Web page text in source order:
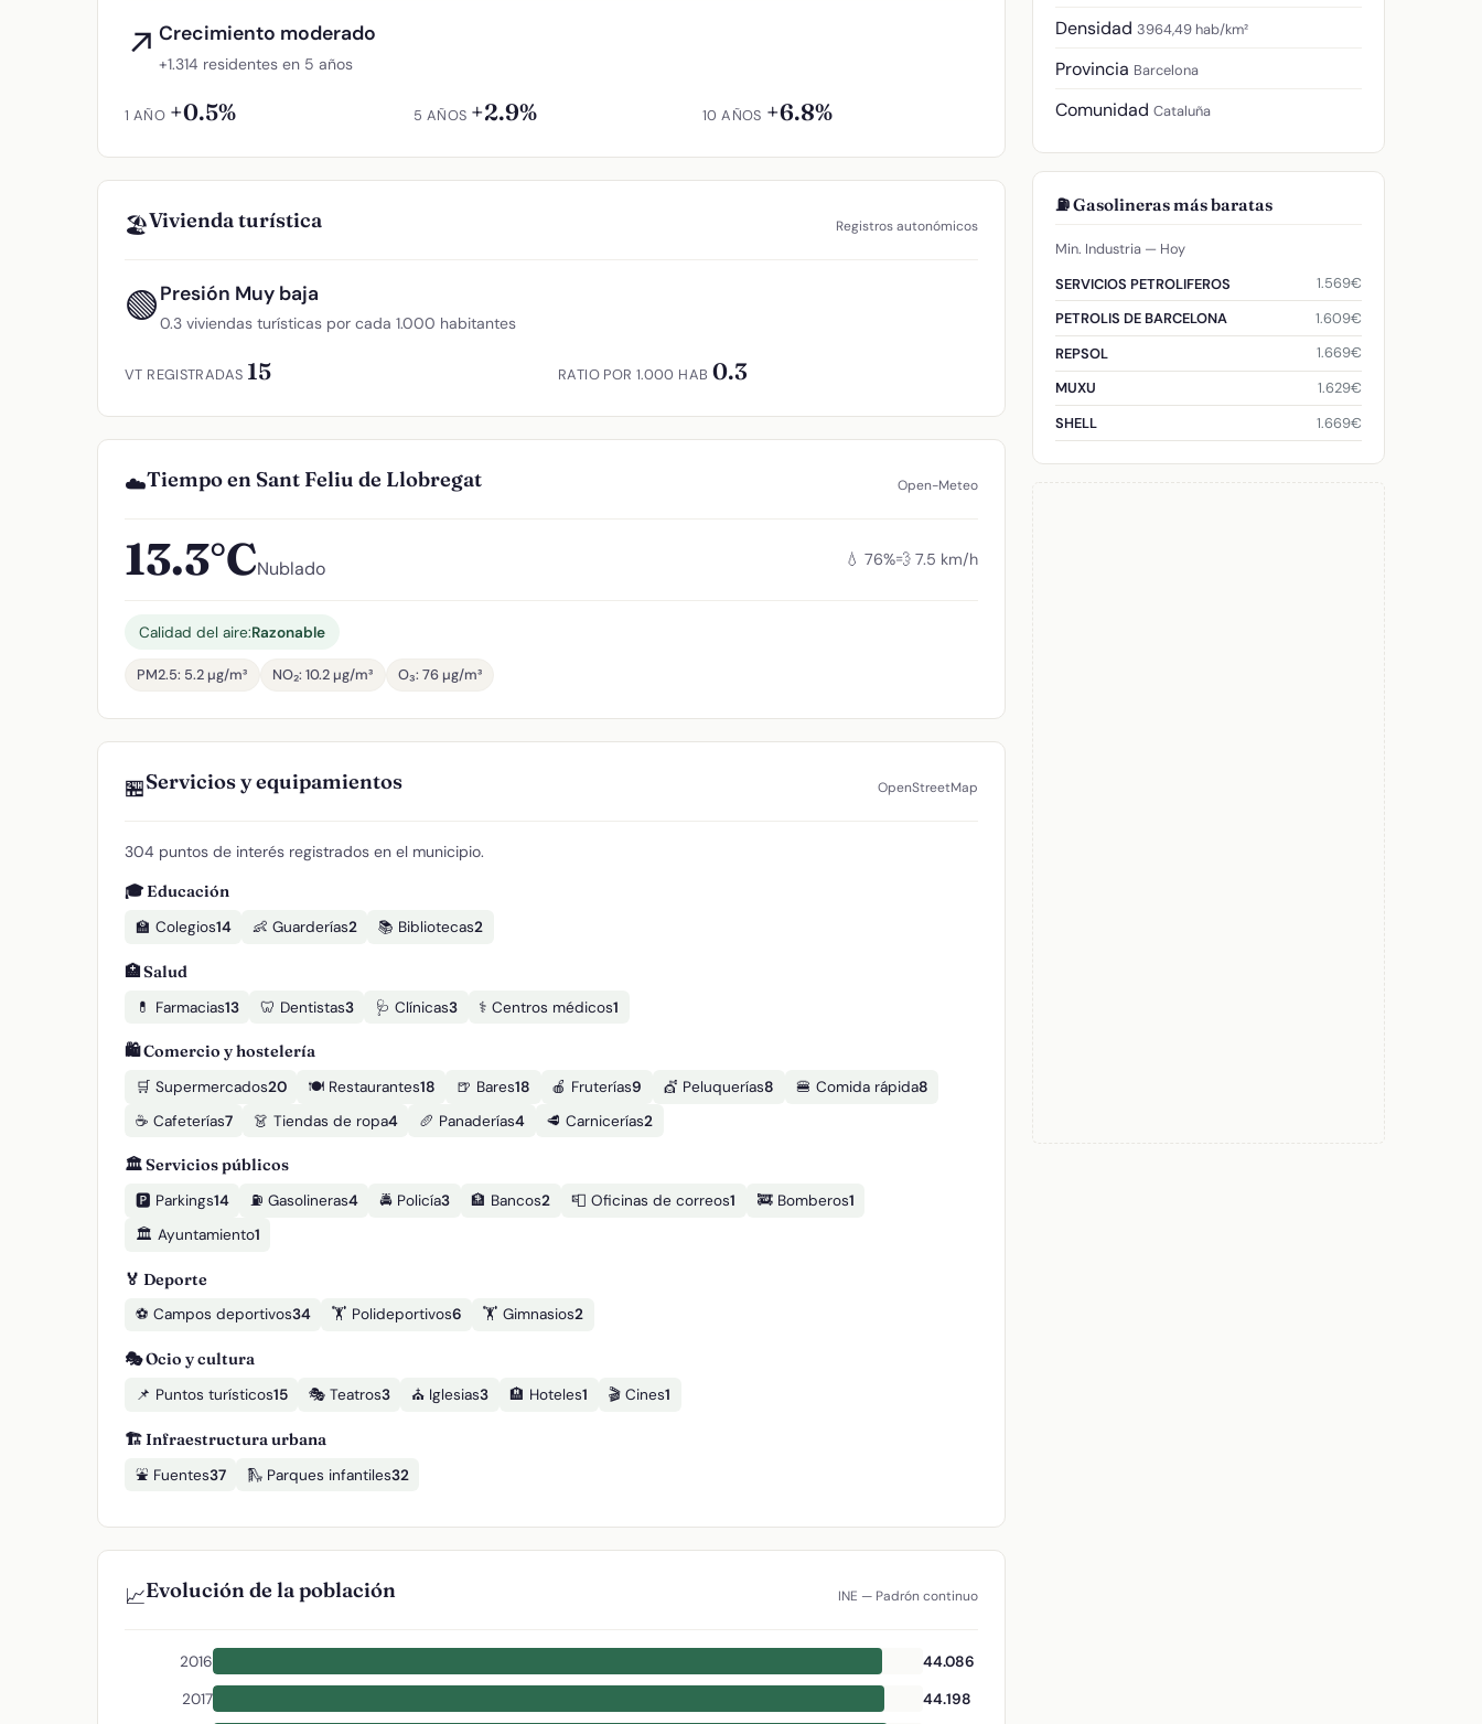
↗ Crecimiento moderado
+1.314 residentes en 5 años
1 AÑO +0.5% 5 AÑOS +2.9% 10 AÑOS +6.8%
🏖️Vivienda turística Registros autonómicos
🟢Presión Muy baja
0.3 viviendas turísticas por cada 1.000 habitantes
VT REGISTRADAS 15 RATIO POR 1.000 HAB 0.3
☁️Tiempo en Sant Feliu de Llobregat Open-Meteo
13.3°CNublado 💧 76%💨 7.5 km/h
Calidad del aire:Razonable
PM2.5: 5.2 µg/m³ NO₂: 10.2 µg/m³ O₃: 76 µg/m³
🏪Servicios y equipamientos OpenStreetMap
304 puntos de interés registrados en el municipio.
🎓 Educación
🏫 Colegios14 👶 Guarderías2 📚 Bibliotecas2
🏥 Salud
💊 Farmacias13 🦷 Dentistas3 🩺 Clínicas3 ⚕️ Centros médicos1
🛍️ Comercio y hostelería
🛒 Supermercados20 🍽️ Restaurantes18 🍺 Bares18 🍎 Fruterías9 💇 Peluquerías8 🍔 Comida rápida8
☕ Cafeterías7 👗 Tiendas de ropa4 🥖 Panaderías4 🥩 Carnicerías2
🏛️ Servicios públicos
🅿️ Parkings14 ⛽ Gasolineras4 🚔 Policía3 🏦 Bancos2 📮 Oficinas de correos1 🚒 Bomberos1
🏛️ Ayuntamiento1
🏅 Deporte
⚽ Campos deportivos34 🏋️ Polideportivos6 🏋️ Gimnasios2
🎭 Ocio y cultura
📌 Puntos turísticos15 🎭 Teatros3 ⛪ Iglesias3 🏨 Hoteles1 🎬 Cines1
🏗️ Infraestructura urbana
⛲ Fuentes37 🛝 Parques infantiles32
📈Evolución de la población INE — Padrón continuo
2016
44.086
2017
44.198
Densidad 3964,49 hab/km²
Provincia Barcelona
Comunidad Cataluña
⛽ Gasolineras más baratas
Min. Industria — Hoy
SERVICIOS PETROLIFEROS
1.569€
PETROLIS DE BARCELONA
1.609€
REPSOL
1.669€
MUXU
1.629€
SHELL
1.669€